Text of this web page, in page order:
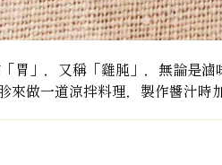
胃」，又稱「雞肫」，無論是
來做一道涼拌料理，製作醬汁時